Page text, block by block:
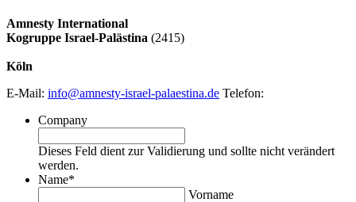
Amnesty International
Kogruppe Israel-Palästina (2415)
Köln
E-Mail: info@amnesty-israel-palaestina.de Telefon:
Company
Dieses Feld dient zur Validierung und sollte nicht verändert
werden.
Name*
Vorname